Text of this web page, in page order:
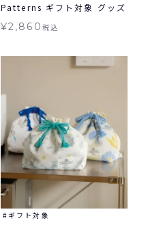
Patterns ギフト対象 グッズ
¥2,860 税込
ギフト対象